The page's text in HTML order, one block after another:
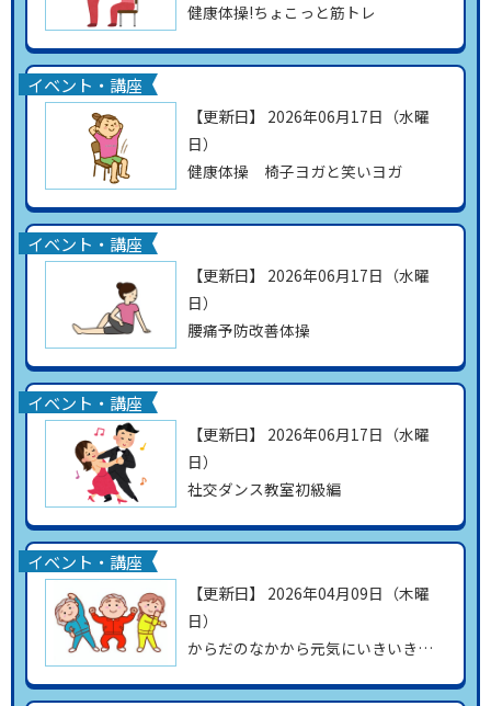
健康体操!ちょこっと筋トレ
【更新日】
2026年06月17日（水曜
日）
健康体操 椅子ヨガと笑いヨガ
イベント・講座
【更新日】
2026年06月17日（水曜
日）
腰痛予防改善体操
イベント・講座
【更新日】
2026年06月17日（水曜
日）
社交ダンス教室初級編
イベント・講座
【更新日】
2026年04月09日（木曜
日）
からだのなかから元気にいきいき血
イベント・講座